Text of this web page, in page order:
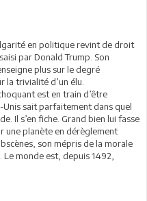
en politique revint de droit
par Donald Trump. Son
plus sur le degré
la trivialité d’un élu.
est en train d’être
sait parfaitement dans quel
Il s’en fiche. Grand bien lui fasse
une planète en dérèglement
son mépris de la morale
monde est, depuis 1492,